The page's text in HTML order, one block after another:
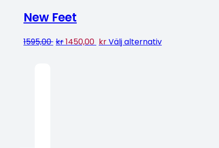
New Feet
1595,00 kr1450,00 krVälj alternativ